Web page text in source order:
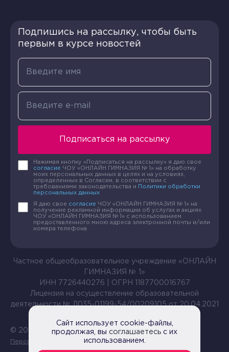
Подпишись на рассылку, чтобы быть
первым в курсе новостей
Подписаться на рассылку
Нажимая кнопку «Подписаться на рассылку» я даю свое
согласие ЧОУ «ОНЛАЙН ГИМНАЗИЯ № 1» на обработку
моих персональных данных в целях и на условиях,
определенных в Согласии, в соответствии с
требованиями законодательства и
Политики обработки
персональных данных
Я даю свое согласие ЧОУ «ОНЛАЙН ГИМНАЗИЯ № 1» на
получение рекламной информации об услугах и акциях
ЧОУ «ОНЛАЙН ГИМНАЗИЯ № 1» с использованием
предоставленного мною адреса электронной почты и/или
номера телефона
Частное общеобразовательное учреждение «ОНЛАЙН
ГИМНАЗИЯ № 1»
ИНН 7726440276 | ОГРН 1187700016767
Лицензия на осуществление образовательной
деятельности № Л035-01199-54/00209105 от 20.04.2021
© 2026 Все права защищены |Политика обработки
Персональных данных
Сайт использует cookie-файлы,
продолжая, вы соглашаетесь с их
использованием.